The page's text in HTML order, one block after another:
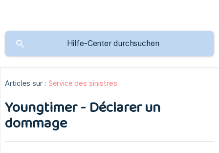
Articles sur : Service des sinistres
Youngtimer - Déclarer un
dommage